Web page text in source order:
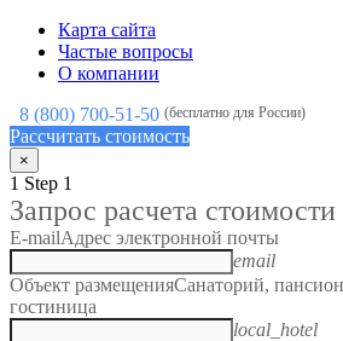
Карта сайта
Частые вопросы
О компании
8 (800) 700-51-50 (бесплатно для России)
Рассчитать стоимость
×
1 Step 1
Запрос расчета стоимости
E-mailАдрес электронной почты
email
Объект размещенияСанаторий,
гостиница
local_hotel